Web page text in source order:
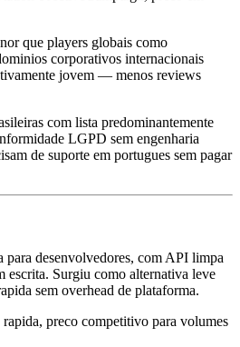
que players globais como
corporativos internacionais
jovem — menos reviews
com lista predominantemente
LGPD sem engenharia
de suporte em portugues sem pagar
para desenvolvedores, com API limpa
escrita. Surgiu como alternativa leve
sem overhead de plataforma.
preco competitivo para volumes